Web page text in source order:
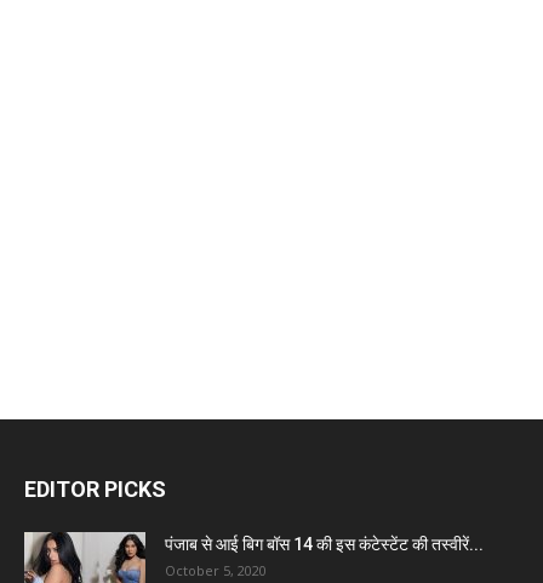
EDITOR PICKS
पंजाब से आई बिग बॉस 14 की इस कंटेस्टेंट की तस्वीरें...
October 5, 2020